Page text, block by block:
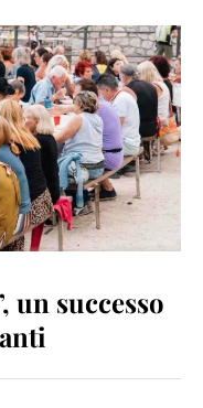
un successo